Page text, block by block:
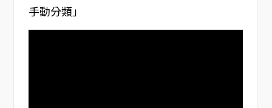
手動分類」